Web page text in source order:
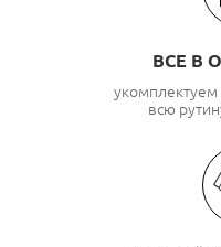
ВСЕ В
всю